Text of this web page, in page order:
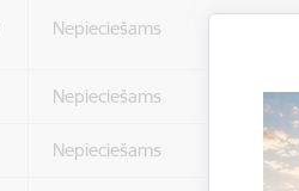
Nepieciešams
Nepieciešams
Nepieciešams